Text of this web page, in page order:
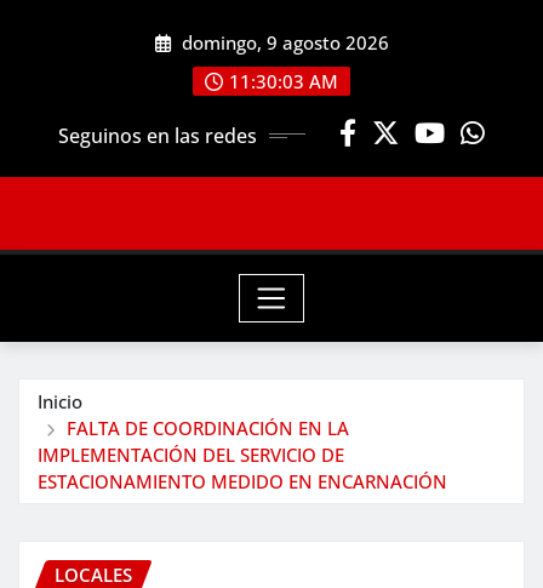
domingo, 9 agosto 2026
11:30:05 AM
Seguinos en las redes
Inicio
FALTA DE COORDINACIÓN EN LA
IMPLEMENTACIÓN DEL SERVICIO DE
ESTACIONAMIENTO MEDIDO EN ENCARNACIÓN
LOCALES